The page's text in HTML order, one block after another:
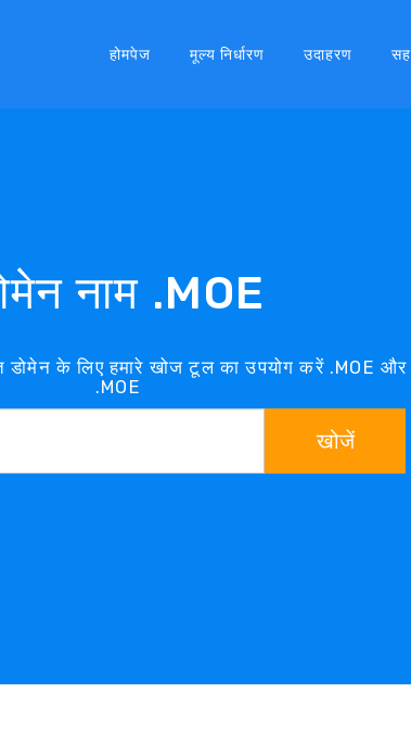
होमपेज मूल्य निर्धारण उदाहरण
नाम .MOE
के लिए हमारे खोज टूल का उपयोग करें .MOE
.MOE
खोजें